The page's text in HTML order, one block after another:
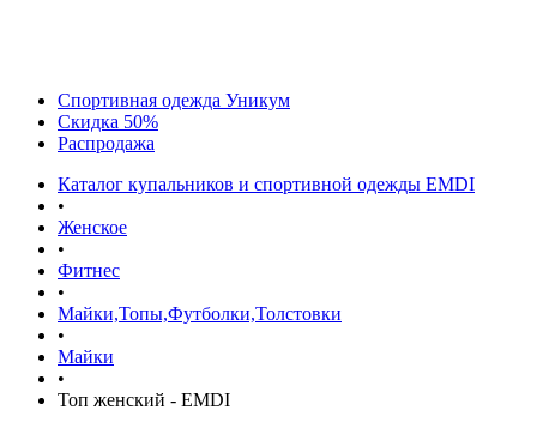
Спортивная одежда Уникум
Скидка 50%
Распродажа
Каталог купальников и спортивной одежды EMDI
•
Женское
•
Фитнес
•
Майки,Топы,Футболки,Толстовки
•
Майки
•
Топ женский - EMDI